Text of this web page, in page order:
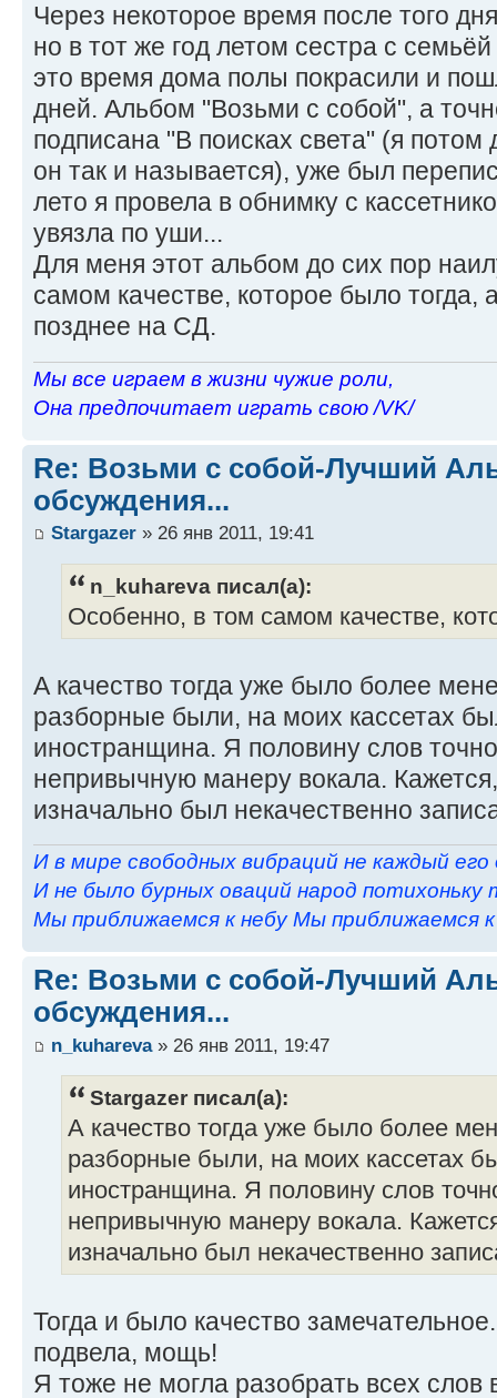
Через некоторое время после того
но в тот же год летом сестра с
это время дома полы покрасили и
дней. Альбом "Возьми с собой", а
подписана "В поисках света" (я
он так и называется), уже был
лето я провела в обнимку с
увязла по уши...
Для меня этот альбом до сих пор
самом качестве, которое было тогда,
позднее на СД.
Мы все играем в жизни чужие роли,
Она предпочитает играть свою /VK/
Re: Возьми с собой-Лучший
обсуждения...
Stargazer » 26 янв 2011, 19:41
n_kuhareva писал(а):
Особенно, в том самом качестве,
А качество тогда уже было более
разборные были, на моих кассетах
иностранщина. Я половину слов
непривычную манеру вокала.
изначально был некачественно
И в мире свободных вибраций не каждый его
И не было бурных оваций народ потихоньку
Мы приближаемся к небу Мы приближаемся к
Re: Возьми с собой-Лучший
обсуждения...
n_kuhareva» 26 янв 2011, 19:47
Stargazer писал(а):
А качество тогда уже было более
разборные были, на моих кассетах
иностранщина. Я половину слов
непривычную манеру вокала.
изначально был некачественно
Тогда и было качество
подвела, мощь!
Я тоже не могла разобрать всех слов